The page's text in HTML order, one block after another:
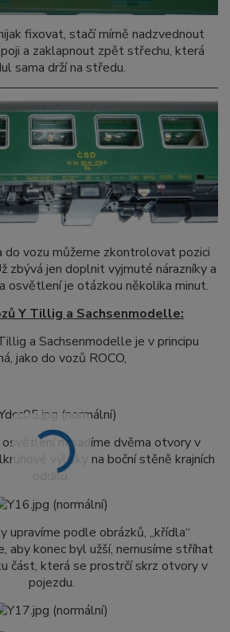
fixovat, stačí mírně nadzvednout
a zaklapnout zpět střechu, která
sama drží na středu.
do vozu můžeme zkontrolovat pozici
zbývá jen doplnit vyjmuté nárazníky a
osvětlení je otázkou několika minut.
Y Tillig a Sachsenmodelle:
a Sachsenmodelle je v principu
jako do vozů ROCO,
nasadíme dvěma otvory v
výlisky na boční stěně krajních
oddílů.
upravíme podle obrázků, „křídla“
aby konec byl užší, nemusíme stříhat
část, která se prostrčí skrz otvory v
pojezdu.